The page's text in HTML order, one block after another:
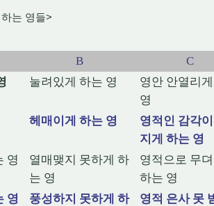
는 영들>
B
C
눌려있게 하는 영
영안 안열리
영
헤매이게 하는 영
영적인 감각
지게 하는 영
영
열매맺지 못하게 하
는 영
영적으로 무
하는 영
영
풍성하지 못하게 하
영적 은사 못